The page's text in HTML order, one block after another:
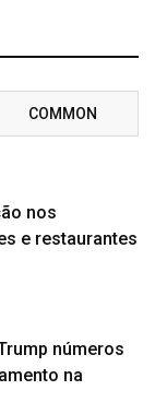
COMMON
nos
e restaurantes
números
na